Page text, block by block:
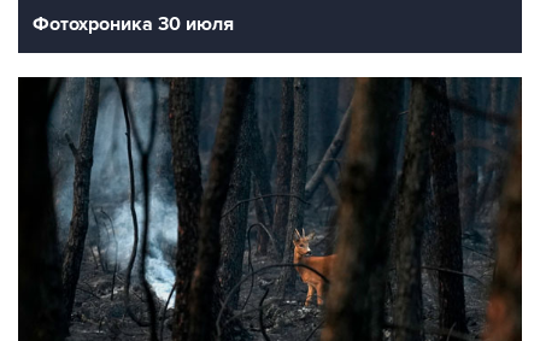
Фотохроника 30 июля